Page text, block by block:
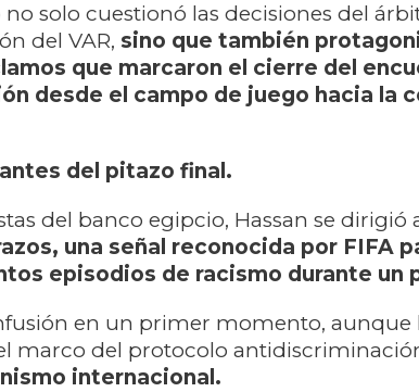
solo cuestionó las decisiones del
del VAR, sino que también
que marcaron el cierre del
desde el campo de juego hacia la
del pitazo final.
del banco egipcio, Hassan se dirigió
una señal reconocida por FIFA
episodios de racismo durante un
en un primer momento, aunque
marco del protocolo
internacional.